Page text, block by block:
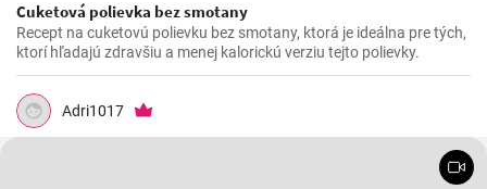
Cuketová polievka bez smotany
Recept na cuketovú polievku bez smotany, ktorá je ideálna pre tých,
ktorí hľadajú zdravšiu a menej kalorickú verziu tejto polievky.
Adri1017